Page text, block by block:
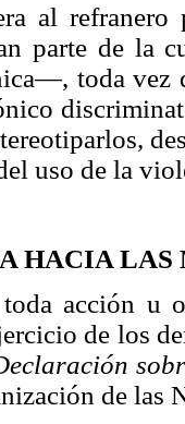
al
parte de la
toda vez
uso de la
HACIA LAS
acción u
de los
de las